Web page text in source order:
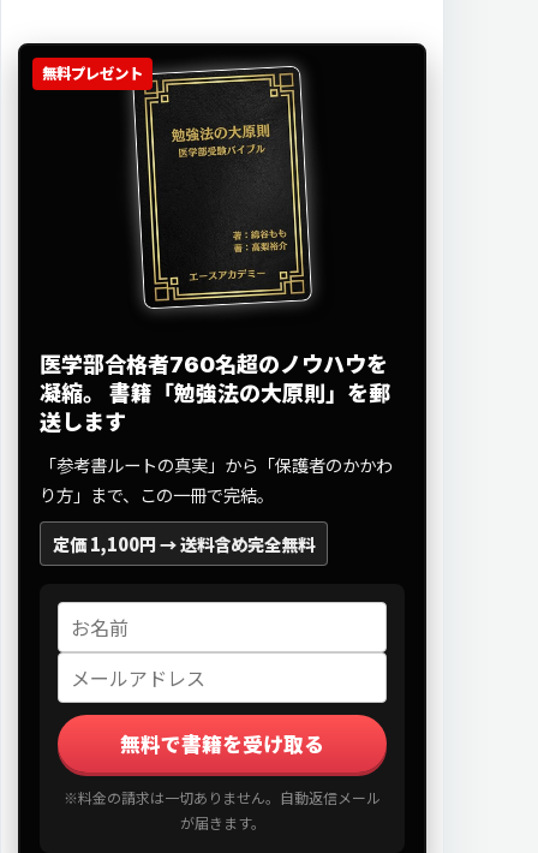
無料プレゼント
医学部合格者760名超のノウハウを
凝縮。 書籍「勉強法の大原則」を郵
送します
「参考書ルートの真実」から「保護者のかかわ
り方」まで、この一冊で完結。
定価 1,100円 →送料含め完全無料
無料で書籍を受け取る
※料金の請求は一切ありません。自動返信メール
が届きます。